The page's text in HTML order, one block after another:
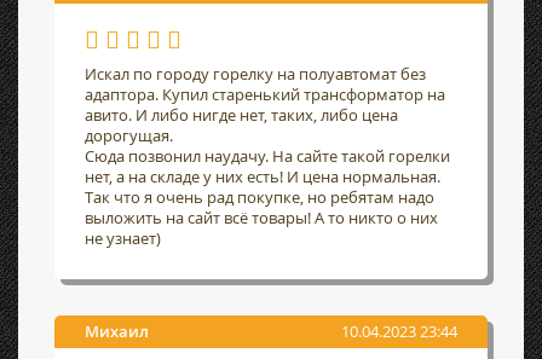
Искал по городу горелку на полуавтомат без
адаптора. Купил старенький трансформатор на
авито. И либо нигде нет, таких, либо цена
дорогущая.
Сюда позвонил наудачу. На сайте такой горелки
нет, а на складе у них есть! И цена нормальная.
Так что я очень рад покупке, но ребятам надо
выложить на сайт всё товары! А то никто о них
не узнает)
Михаил 10.04.2023 23:44